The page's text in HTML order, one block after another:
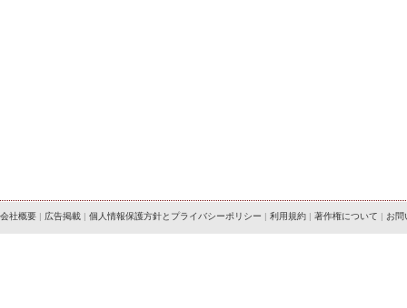
会社概要 | 広告掲載 | 個人情報保護方針とプライバシーポリシー | 利用規約 | 著作権について | お問